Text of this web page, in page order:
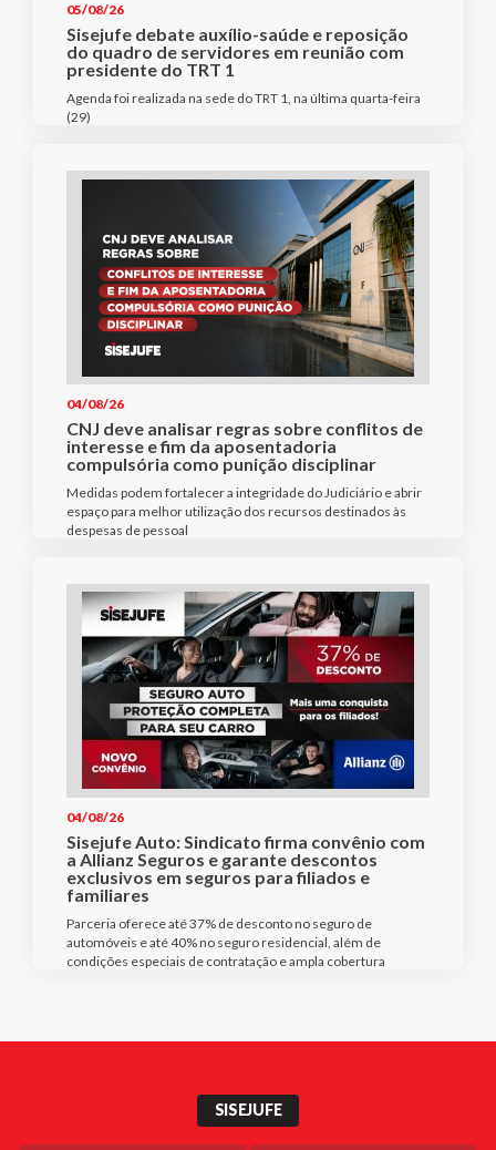
05/08/26
Sisejufe debate auxílio-saúde e reposição
do quadro de servidores em reunião com
presidente do TRT 1
Agenda foi realizada na sede do TRT 1, na última quarta-feira
(29)
04/08/26
CNJ deve analisar regras sobre conflitos de
interesse e fim da aposentadoria
compulsória como punição disciplinar
Medidas podem fortalecer a integridade do Judiciário e abrir
espaço para melhor utilização dos recursos destinados às
despesas de pessoal
04/08/26
Sisejufe Auto: Sindicato firma convênio com
a Allianz Seguros e garante descontos
exclusivos em seguros para filiados e
familiares
Parceria oferece até 37% de desconto no seguro de
automóveis e até 40% no seguro residencial, além de
condições especiais de contratação e ampla cobertura
SISEJUFE